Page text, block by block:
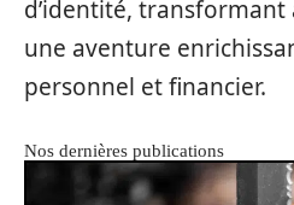
d’identité,
une aventure
personnel et financier.
Nos dernières publications